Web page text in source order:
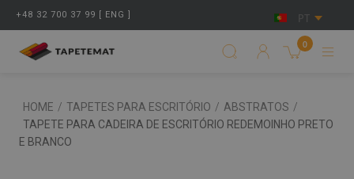
+48 32 700 37 99 [ ENG ] PT
0
HOME / TAPETES PARA ESCRITÓRIO / ABSTRATOS /
TAPETE PARA CADEIRA DE ESCRITÓRIO REDEMOINHO PRETO
E BRANCO